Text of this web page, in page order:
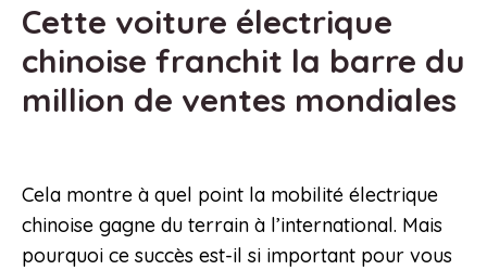
Cette voiture électrique
chinoise franchit la barre du
million de ventes mondiales
Cela montre à quel point la mobilité électrique
chinoise gagne du terrain à l’international. Mais
pourquoi ce succès est-il si important pour vous